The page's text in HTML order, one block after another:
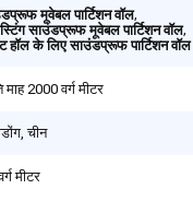
मूवेबल पार्टिशन वॉल,
साउंडप्रूफ मूवेबल पार्टिशन वॉल,
हॉल के लिए साउंडप्रूफ पार्टिशन वॉल
माह 2000 वर्ग मीटर
चीन
मीटर